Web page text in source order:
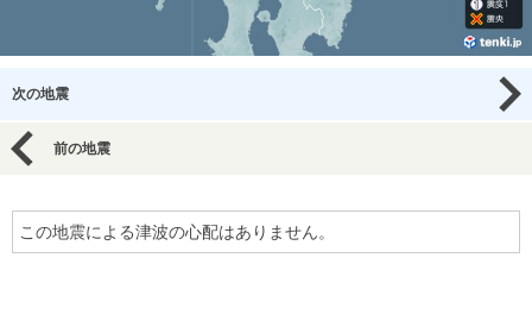
次の地震
前の地震
この地震による津波の心配はありません。